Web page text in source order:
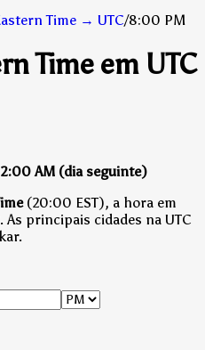
Time → UTC/8:00 PM
Time em UTC
AM (dia seguinte)
(20:00 EST), a hora em
. As principais cidades na UTC